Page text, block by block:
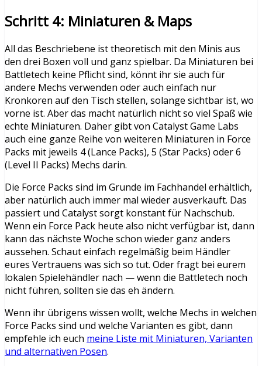
Schritt 4: Miniaturen & Maps
All das Beschriebene ist theoretisch mit den Minis aus
den drei Boxen voll und ganz spielbar. Da Miniaturen bei
Battletech keine Pflicht sind, könnt ihr sie auch für
andere Mechs verwenden oder auch einfach nur
Kronkoren auf den Tisch stellen, solange sichtbar ist, wo
vorne ist. Aber das macht natürlich nicht so viel Spaß wie
echte Miniaturen. Daher gibt von Catalyst Game Labs
auch eine ganze Reihe von weiteren Miniaturen in Force
Packs mit jeweils 4 (Lance Packs), 5 (Star Packs) oder 6
(Level II Packs) Mechs darin.
Die Force Packs sind im Grunde im Fachhandel erhältlich,
aber natürlich auch immer mal wieder ausverkauft. Das
passiert und Catalyst sorgt konstant für Nachschub.
Wenn ein Force Pack heute also nicht verfügbar ist, dann
kann das nächste Woche schon wieder ganz anders
aussehen. Schaut einfach regelmäßig beim Händler
eures Vertrauens was sich so tut. Oder fragt bei eurem
lokalen Spielehändler nach — wenn die Battletech noch
nicht führen, sollten sie das eh ändern.
Wenn ihr übrigens wissen wollt, welche Mechs in welchen
Force Packs sind und welche Varianten es gibt, dann
empfehle ich euch meine Liste mit Miniaturen, Varianten
und alternativen Posen.